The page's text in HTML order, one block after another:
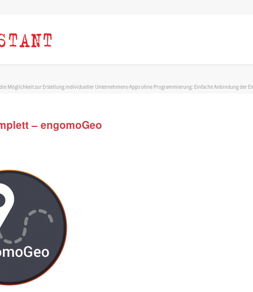
Möglichkeit zur Erstellung individueller Unternehmens-Apps ohne Programmierung: Einfache Anbindung der
– engomoGeo